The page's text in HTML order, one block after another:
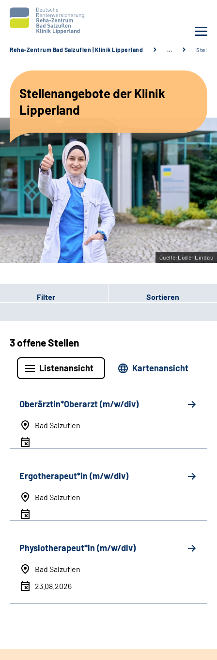
Unsere Angebote
Service
Karriere
Sozialdienste & Zuweisende
Suche
Leichte Sprache
Gebärdensprache
Reha-Zentrum Bad Salzuflen | Klinik Lipperland …
Stellenangebote der Klinik
Lipperland
Quelle:Lüder Lindau
Filter Sortieren
3 offene Stellen
Listenansicht Kartenansicht
Oberärztin*Oberarzt (m/w/div)
Bad Salzuflen
Ergotherapeut*in (m/w/div)
Bad Salzuflen
Physiotherapeut*in (m/w/div)
Bad Salzuflen
23.08.2026